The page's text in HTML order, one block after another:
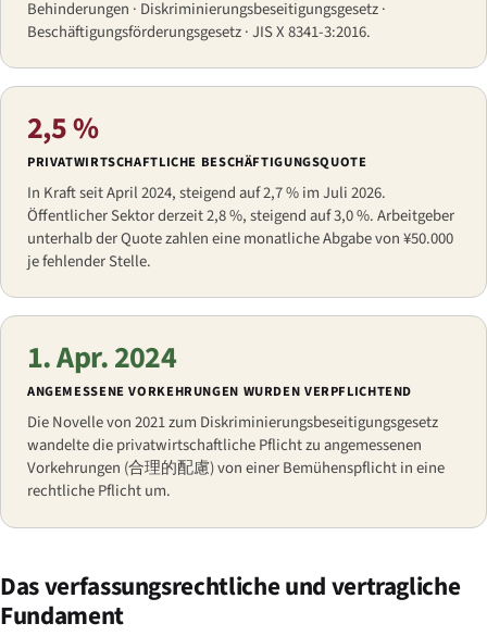
Behinderungen · Diskriminierungsbeseitigungsgesetz ·
Beschäftigungsförderungsgesetz · JIS X 8341-3:2016.
2,5 %
PRIVATWIRTSCHAFTLICHE BESCHÄFTIGUNGSQUOTE
In Kraft seit April 2024, steigend auf 2,7 % im Juli 2026.
Öffentlicher Sektor derzeit 2,8 %, steigend auf 3,0 %. Arbeitgeber
unterhalb der Quote zahlen eine monatliche Abgabe von ¥50.000
je fehlender Stelle.
1. Apr. 2024
ANGEMESSENE VORKEHRUNGEN WURDEN VERPFLICHTEND
Die Novelle von 2021 zum Diskriminierungsbeseitigungsgesetz
wandelte die privatwirtschaftliche Pflicht zu angemessenen
Vorkehrungen (合理的配慮) von einer Bemühenspflicht in eine
rechtliche Pflicht um.
Das verfassungsrechtliche und vertragliche
Fundament